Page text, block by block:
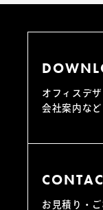
オフィスデ
会社案内な
お見積り・